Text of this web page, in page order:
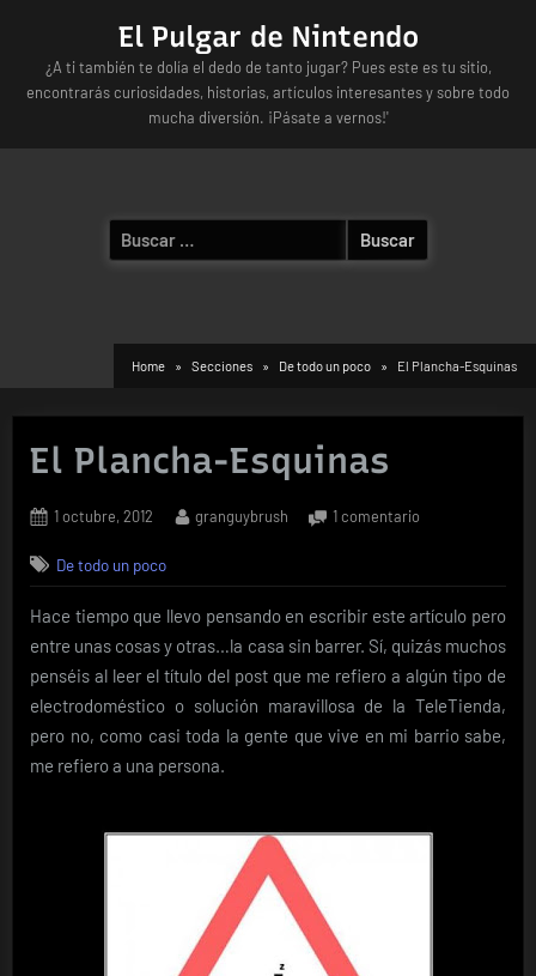
content
El Pulgar de Nintendo
¿A ti también te dolía el dedo de tanto jugar? Pues este es tu sitio,
encontrarás curiosidades, historias, artículos interesantes y sobre todo
mucha diversión. ¡Pásate a vernos!'
Buscar:
Home Secciones De todo un poco El Plancha-Esquinas
El Plancha-Esquinas
Posted
1 octubre, 2012 By
granguybrush 1 comentario
Esquinas
De todo un poco
Hace tiempo que llevo pensando en escribir este artículo pero
entre unas cosas y otras…la casa sin barrer. Sí, quizás muchos
penséis al leer el título del post que me refiero a algún tipo de
electrodoméstico o solución maravillosa de la TeleTienda,
pero no, como casi toda la gente que vive en mi barrio sabe,
me refiero a una persona.